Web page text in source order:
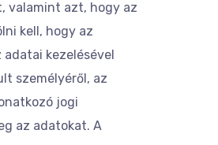
valamint azt, hogy az
kell, hogy az
kezelésével
személyéről, az
jogi
az adatokat. A